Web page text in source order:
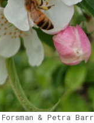
& Petra